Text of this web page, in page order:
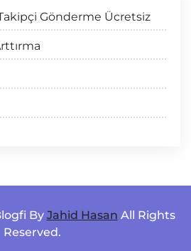
Gönderme Ücretsiz
By Jahid Hasan All Rights
Reserved.